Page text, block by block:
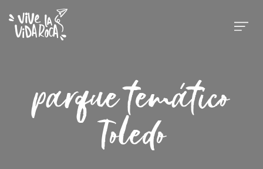
parque temático
Toledo